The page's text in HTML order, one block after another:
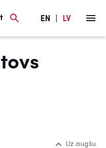
EN LV
Uz augšu